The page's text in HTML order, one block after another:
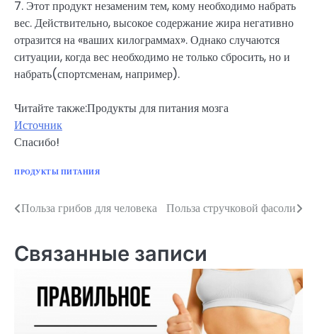
7. Этот продукт незаменим тем, кому необходимо набрать
вес. Действительно, высокое содержание жира негативно
отразится на «ваших килограммах». Однако случаются
ситуации, когда вес необходимо не только сбросить, но и
набрать(спортсменам, например).
Читайте также:Продукты для питания мозга
Источник
Спасибо!
ПРОДУКТЫ ПИТАНИЯ
Навигация
записям
Польза грибов для человека Польза стручковой фасоли
Связанные записи